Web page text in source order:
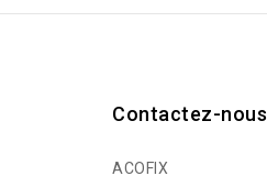
Contactez-nous
ACOFIX